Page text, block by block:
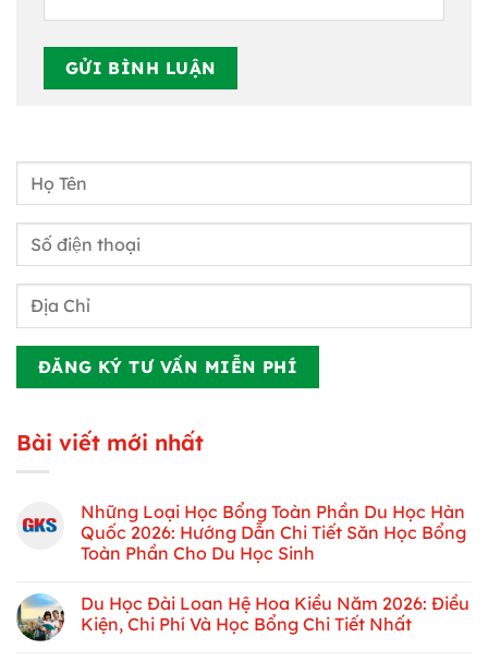
Bài viết mới nhất
Những Loại Học Bổng Toàn Phần Du Học Hàn
Quốc 2026: Hướng Dẫn Chi Tiết Săn Học Bổng
Toàn Phần Cho Du Học Sinh
Du Học Đài Loan Hệ Hoa Kiều Năm 2026: Điều
Kiện, Chi Phí Và Học Bổng Chi Tiết Nhất